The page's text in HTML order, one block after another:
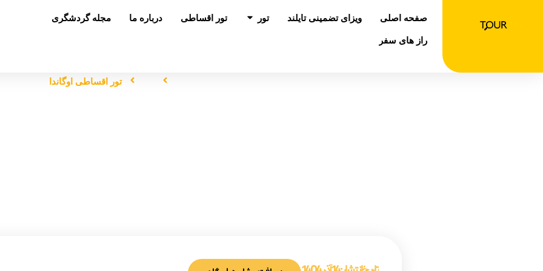
صفحه اصلی ویزای تضمینی تایلند تور باز کردن در تور
تور اقساطی درباره ما
مجله گردشگری
راز های سفر
تور اقساطی اوگاندا